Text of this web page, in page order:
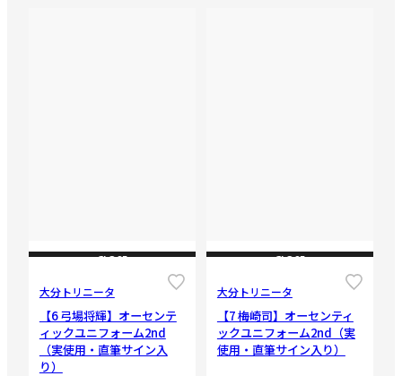
CLOSE
大分トリニータ
【6 弓場将輝】オーセンテ
ィックユニフォーム2nd
（実使用・直筆サイン入
り）
CLOSE
大分トリニータ
【7 梅崎司】オーセンティ
ックユニフォーム2nd（実
使用・直筆サイン入り）